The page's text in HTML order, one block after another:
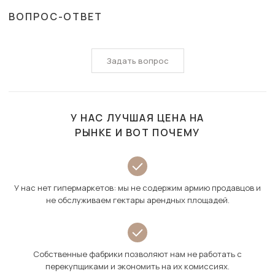
ВОПРОС-ОТВЕТ
Задать вопрос
У НАС ЛУЧШАЯ ЦЕНА НА
РЫНКЕ И ВОТ ПОЧЕМУ
У нас нет гипермаркетов: мы не содержим армию продавцов и
не обслуживаем гектары арендных площадей.
Собственные фабрики позволяют нам не работать с
перекупщиками и экономить на их комиссиях.